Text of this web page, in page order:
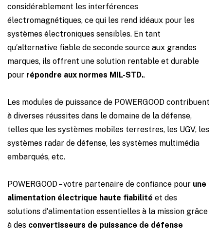
considérablement les interférences
électromagnétiques, ce qui les rend idéaux pour les
systèmes électroniques sensibles. En tant
qu′alternative fiable de seconde source aux grandes
marques, ils offrent une solution rentable et durable
pour répondre aux normes MIL-STD..
Les modules de puissance de POWERGOOD contribuent
à diverses réussites dans le domaine de la défense,
telles que les systèmes mobiles terrestres, les UGV, les
systèmes radar de défense, les systèmes multimédia
embarqués, etc.
POWERGOOD – votre partenaire de confiance pour une
alimentation électrique haute fiabilité et des
solutions d′alimentation essentielles à la mission grâce
à des convertisseurs de puissance de défense